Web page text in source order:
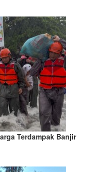
Terdampak Banjir